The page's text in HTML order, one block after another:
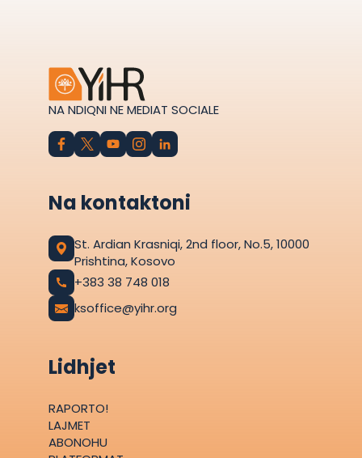
NA NDIQNI NE MEDIAT SOCIALE
Na kontaktoni
St. Ardian Krasniqi, 2nd floor, No.5, 10000
Prishtina, Kosovo
+383 38 748 018
ksoffice@yihr.org
Lidhjet
RAPORTO!
LAJMET
ABONOHU